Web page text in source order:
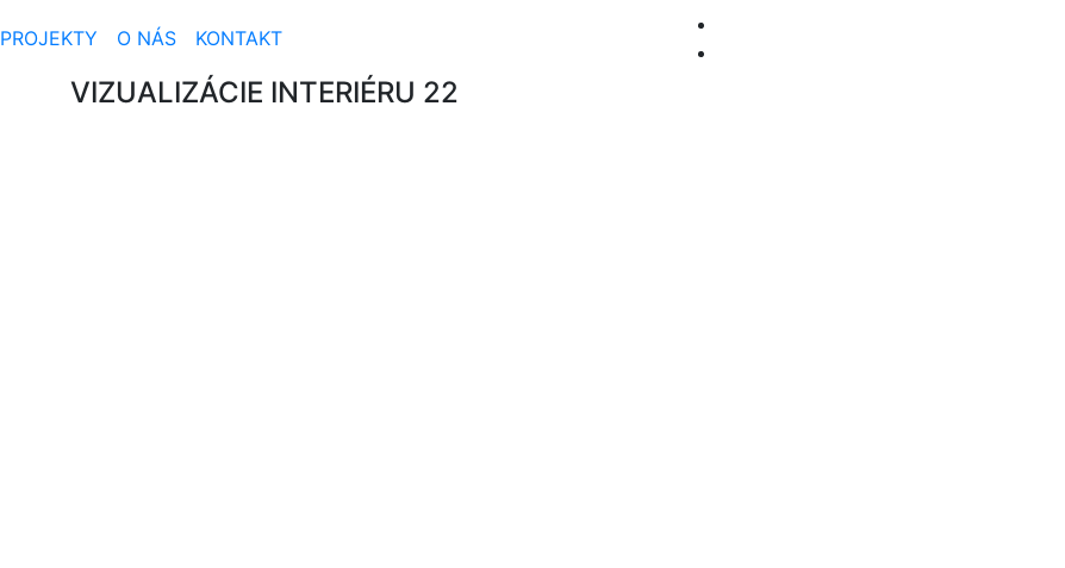
PROJEKTY O NÁS KONTAKT
VIZUALIZÁCIE INTERIÉRU 22